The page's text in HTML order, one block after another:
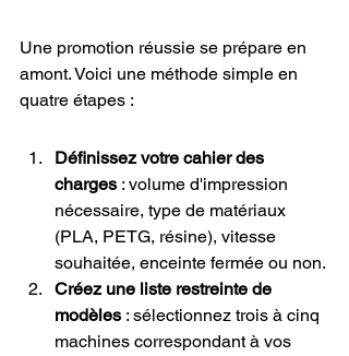
Une promotion réussie se prépare en
amont. Voici une méthode simple en
quatre étapes :
Définissez votre cahier des
charges : volume d'impression
nécessaire, type de matériaux
(PLA, PETG, résine), vitesse
souhaitée, enceinte fermée ou non.
Créez une liste restreinte de
modèles : sélectionnez trois à cinq
machines correspondant à vos